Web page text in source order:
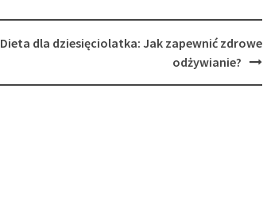
Dieta dla dziesięciolatka: Jak zapewnić zdrowe
odżywianie?